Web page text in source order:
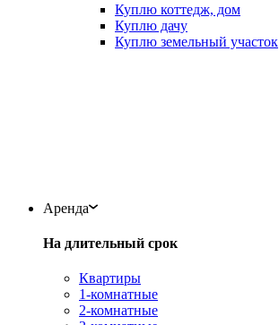
Куплю коттедж, дом
Куплю дачу
Куплю земельный участок
Аренда
На длительный срок
Квартиры
1-комнатные
2-комнатные